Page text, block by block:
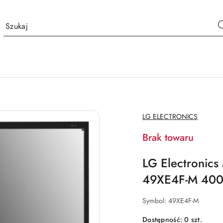
NAZWA
PRODUCENTA:
LG ELECTRONICS
Brak towaru
LG
49XE4F-M
Symbol: 49XE4F-M
Dostępność:0 szt.